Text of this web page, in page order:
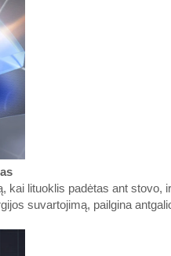
kai lituoklis padėtas ant stovo,
suvartojimą, pailgina